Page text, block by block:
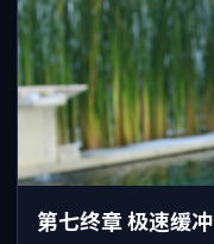
第七终章 极速缓冲